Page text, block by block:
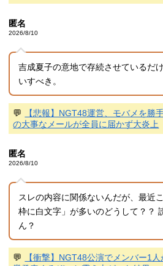
匿名
2026/8/10
吉成夏子の意地で存続させているだ
いすべき。
💬
【悲報】NGT48運営、モバメを
の大事なメールが全員に届かず大炎上
匿名
2026/8/10
スレの内容に関係ないんだが、最近
枠に白文字」が多いのどうして？？
ん？
💬
【衝撃】NGT48公演でメンバー1